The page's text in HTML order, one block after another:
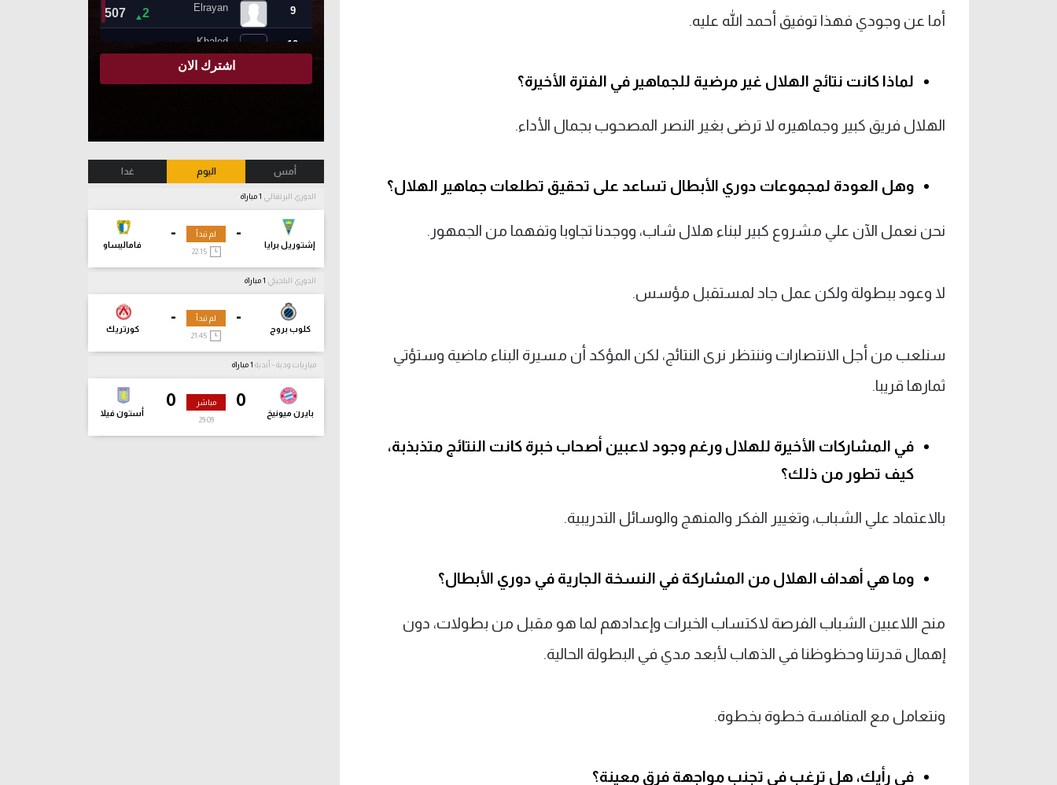
أما عن وجودي فهذا توفيق أحمد الله عليه.
لماذا كانت نتائج الهلال غير مرضية للجماهير في الفترة الأخيرة؟
الهلال فريق كبير وجماهيره لا ترضى بغير النصر المصحوب بجمال الأداء.
وهل العودة لمجموعات دوري الأبطال تساعد على تحقيق تطلعات جماهير الهلال؟
نحن نعمل الآن علي مشروع كبير لبناء هلال شاب، ووجدنا تجاوبا وتفهما من الجمهور.
لا وعود ببطولة ولكن عمل جاد لمستقبل مؤسس.
سنلعب من أجل الانتصارات وننتظر نرى النتائج، لكن المؤكد أن مسيرة البناء ماضية وستؤتي
ثمارها قريبا.
في المشاركات الأخيرة للهلال ورغم وجود لاعبين أصحاب خبرة كانت النتائج متذبذبة،
كيف تطور من ذلك؟
بالاعتماد علي الشباب، وتغيير الفكر والمنهج والوسائل التدريبية.
وما هي أهداف الهلال من المشاركة في النسخة الجارية في دوري الأبطال؟
منح اللاعبين الشباب الفرصة لاكتساب الخبرات وإعدادهم لما هو مقبل من بطولات، دون
إهمال قدرتنا وحظوظنا في الذهاب لأبعد مدي في البطولة الحالية.
ونتعامل مع المنافسة خطوة بخطوة.
في رأيك، هل ترغب في تجنب مواجهة فرق معينة؟
أمس اليوم غدا
الدوري البرتغالي
-
إشتوريل برايا
-
فاماليساو
لم تبدأ
22:15
الدوري البلجيكي
-
كلوب بروج
-
كورتريك
لم تبدأ
مباريات ودية - أندية
0
بايرن ميونيخ
0
أستون فيلا
مباشر
29:10